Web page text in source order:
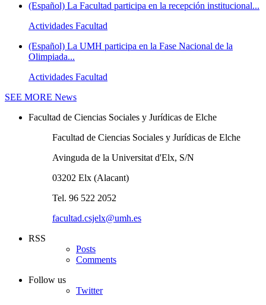
(Español) La Facultad participa en la recepción institucional...
Actividades Facultad
(Español) La UMH participa en la Fase Nacional de la
Olimpiada...
Actividades Facultad
SEE MORE News
Facultad de Ciencias Sociales y Jurídicas de Elche
Facultad de Ciencias Sociales y Jurídicas de Elche
Avinguda de la Universitat d'Elx, S/N
03202 Elx (Alacant)
Tel. 96 522 2052
facultad.csjelx@umh.es
RSS
Posts
Comments
Follow us
Twitter